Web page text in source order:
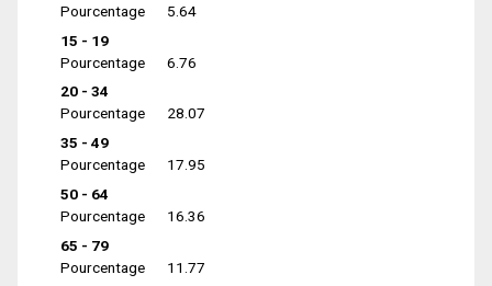
Pourcentage
5.64
15 - 19
Pourcentage
6.76
20 - 34
Pourcentage
28.07
35 - 49
Pourcentage
17.95
50 - 64
Pourcentage
16.36
65 - 79
Pourcentage
11.77